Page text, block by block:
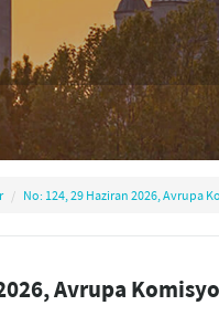
No: 124, 29 Haziran 2026, Avrupa
Avrupa